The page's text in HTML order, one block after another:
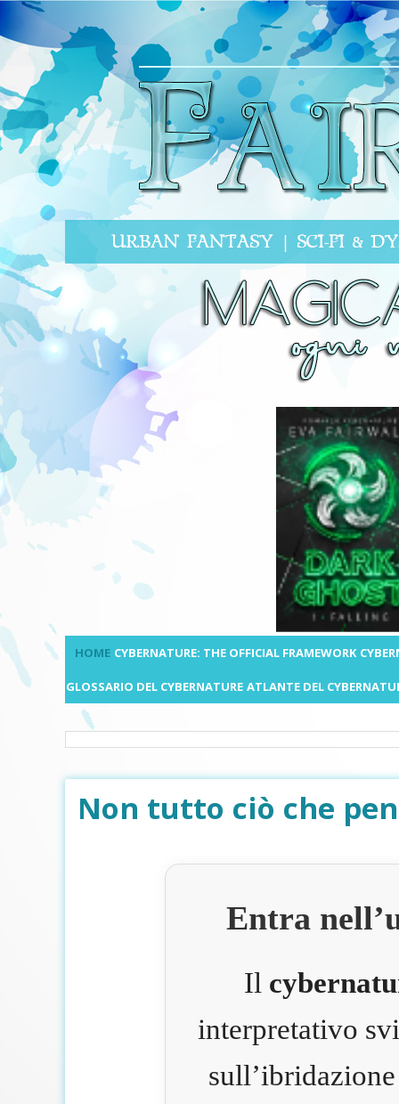
HOME CYBERNATURE: THE OFFICIAL FRAMEWORK
GLOSSARIO DEL CYBERNATURE ATLANTE DEL
Non tutto ciò che
Entra
Il
interpretativo